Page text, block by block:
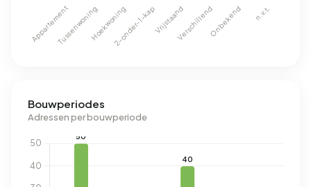
Bouwperiodes
Adressen per bouwperiode